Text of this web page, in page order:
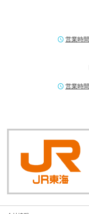
営業時間
営業時間